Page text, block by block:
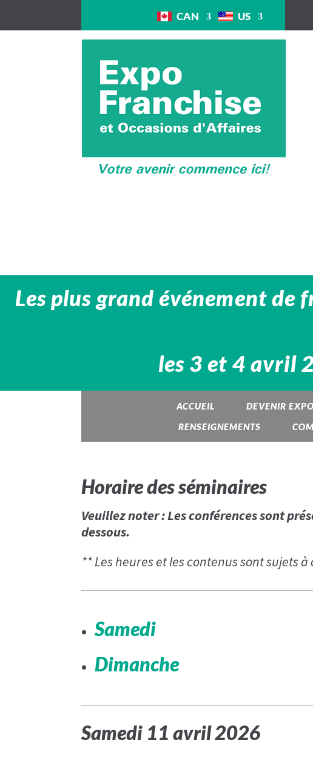
CAN US
Les plus grand événement de
les 3 et 4 avril
ACCUEIL DEVENIR
RENSEIGNEMENTS
Horaire des séminaires
Veuillez noter : Les conférences sont
dessous.
** Les heures et les contenus sont sujets
Samedi
Dimanche
Samedi ​11 avril 2026